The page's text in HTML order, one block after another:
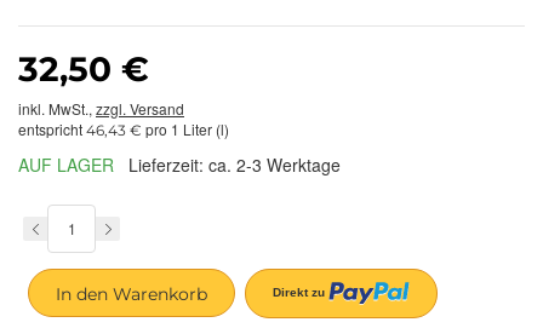
32,50 €
inkl. MwSt., zzgl. Versand
entspricht 46,43 € pro 1 Liter (l)
AUF LAGER Lieferzeit: ca. 2-3 Werktage
In den Warenkorb